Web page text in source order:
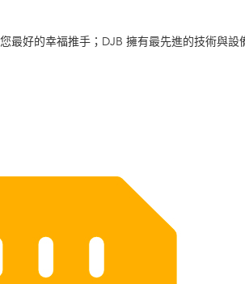
最好的幸福推手；DJB 擁有最先進的技術與